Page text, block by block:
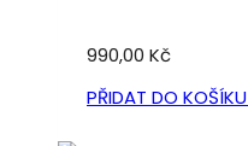
990,00 Kč
PŘIDAT DO KOŠÍKU